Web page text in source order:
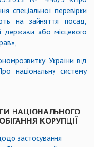
спеціальної перевірки
на зайняття посад,
держави або місцевого
»,
України від
національну систему
НАЦІОНАЛЬНОГО
КОРУПЦІЇ
застосування